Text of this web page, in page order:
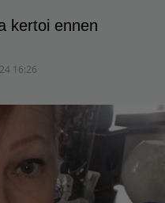
kertoi ennen
16:26